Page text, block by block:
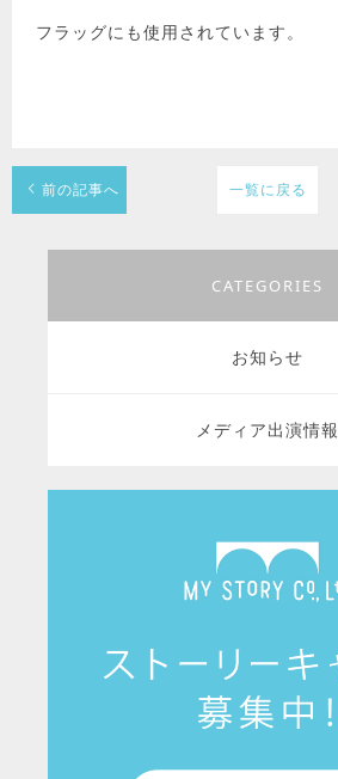
フラッグにも使用されています。
一覧に戻る
前の記事へ
CATEGORIES
お知らせ
メディア出演情報